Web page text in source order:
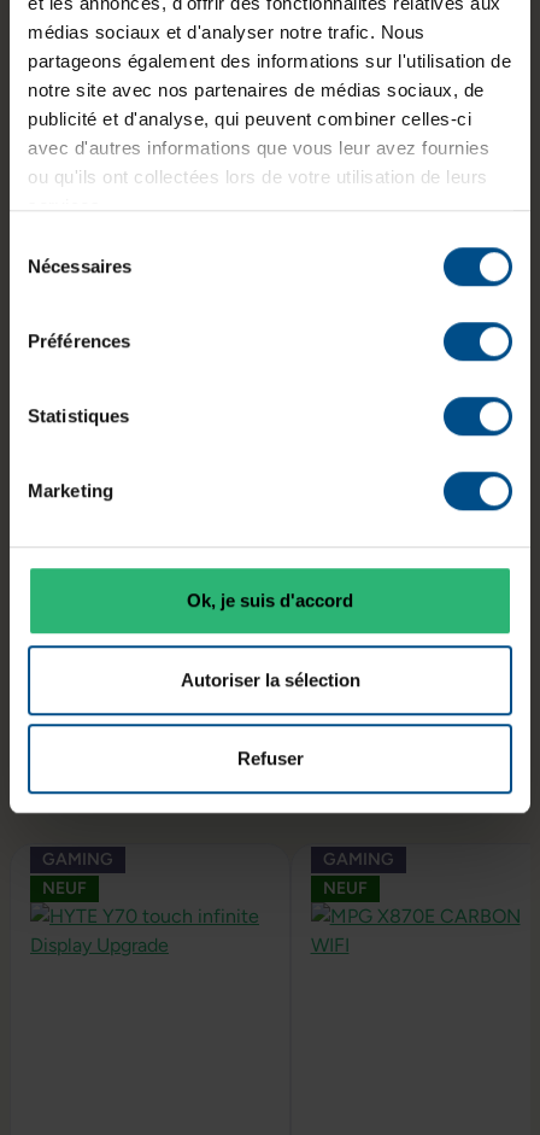
médias sociaux et d'analyser notre trafic. Nous
partageons également des informations sur l'utilisation de
notre site avec nos partenaires de médias sociaux, de
publicité et d'analyse, qui peuvent combiner celles-ci
avec d'autres informations que vous leur avez fournies
ou qu'ils ont collectées lors de votre utilisation de leurs
services.
Nécessaires
Préférences
Statistiques
Marketing
Ok, je suis d'accord
Autoriser la sélection
Refuser
Format
Boîtier ATX
mi-tour
Cartes
mères
ITX, mATX,
ATX, EATX
Dimensions
470 x 320 x
470 mm
Écran
Écran
Connectiqu
e façade
USB‑C,
audio
Caractéristiques principales
Refroidissement et ventilation
Compatibilité composants
Stockage et connectique
Ignorer la galerie de produits
GAMING
NEUF
GAMING
NEUF